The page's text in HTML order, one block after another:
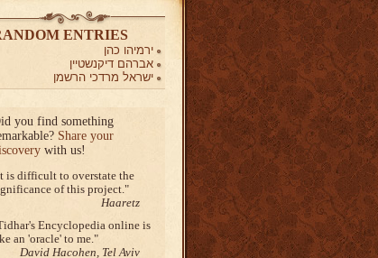
ENTRIES
ירמיהו כהן
אברהם דיקנשטיין
ישראל מרדכי הרשמן
you find something
Share your
with us!
is difficult to overstate the
of this project.
Haaretz
Encyclopedia online is
an 'oracle' to me.
David Hacohen, Tel Aviv